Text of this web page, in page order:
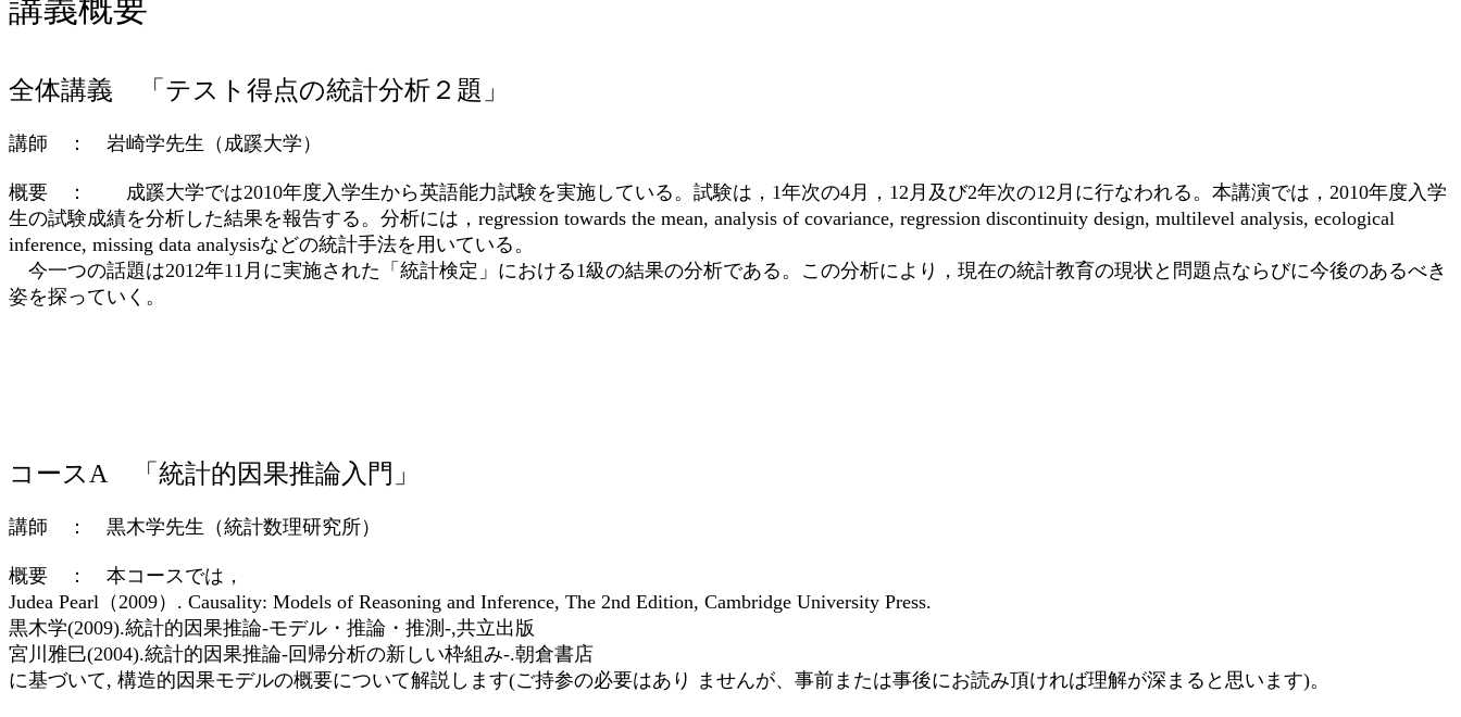
講義概要
全体講義 「テスト得点の統計分析２題」
講師 ： 岩崎学先生（成蹊大学）
概要 ： 成蹊大学では2010年度入学生から英語能力試験を実施している。試験は，1年次の4月，12月及び2年次の12月に行なわれる。本講演では，2010年度入学
生の試験成績を分析した結果を報告する。分析には，regression towards the mean, analysis of covariance, regression discontinuity design, multilevel analysis, ecological
inference, missing data analysisなどの統計手法を用いている。
今一つの話題は2012年11月に実施された「統計検定」における1級の結果の分析である。この分析により，現在の統計教育の現状と問題点ならびに今後のあるべき
姿を探っていく。
コースA 「統計的因果推論入門」
講師 ： 黒木学先生（統計数理研究所）
概要 ： 本コースでは，
Judea Pearl（2009）. Causality: Models of Reasoning and Inference, The 2nd Edition, Cambridge University Press.
黒木学(2009).統計的因果推論-モデル・推論・推測-,共立出版
宮川雅巳(2004).統計的因果推論-回帰分析の新しい枠組み-.朝倉書店
に基づいて, 構造的因果モデルの概要について解説します(ご持参の必要はあり ませんが、事前または事後にお読み頂ければ理解が深まると思います)。